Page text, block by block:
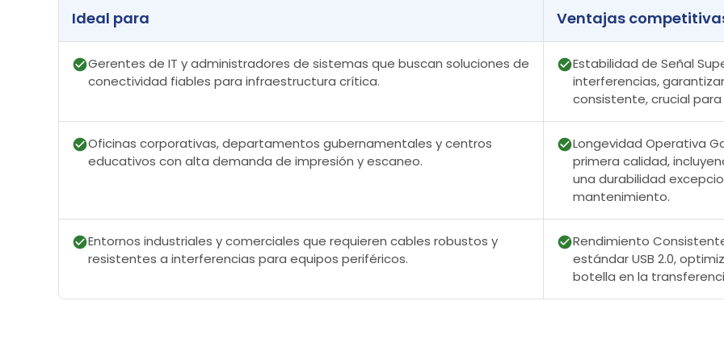
Ideal para Ventajas
Gerentes de IT y administradores de sistemas que buscan soluciones de
conectividad fiables para infraestructura crítica.
Estabilidad de Señal
interferencias,
consistente, crucial
Oficinas corporativas, departamentos gubernamentales y centros
educativos con alta demanda de impresión y escaneo.
Longevidad Operativa
primera calidad,
una durabilidad
mantenimiento.
Entornos industriales y comerciales que requieren cables robustos y
resistentes a interferencias para equipos periféricos.
Rendimiento
estándar USB 2.0,
botella en la